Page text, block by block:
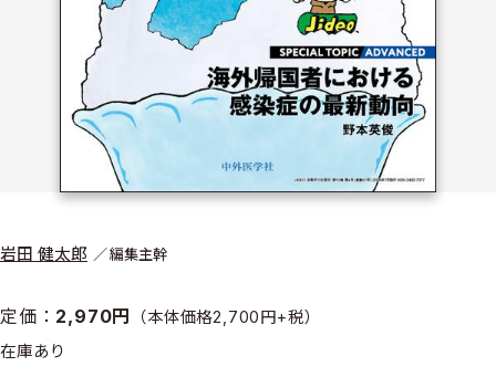
岩田 健太郎 編集主幹
定価： 2,970円 （本体価格2,700円+税）
在庫あり